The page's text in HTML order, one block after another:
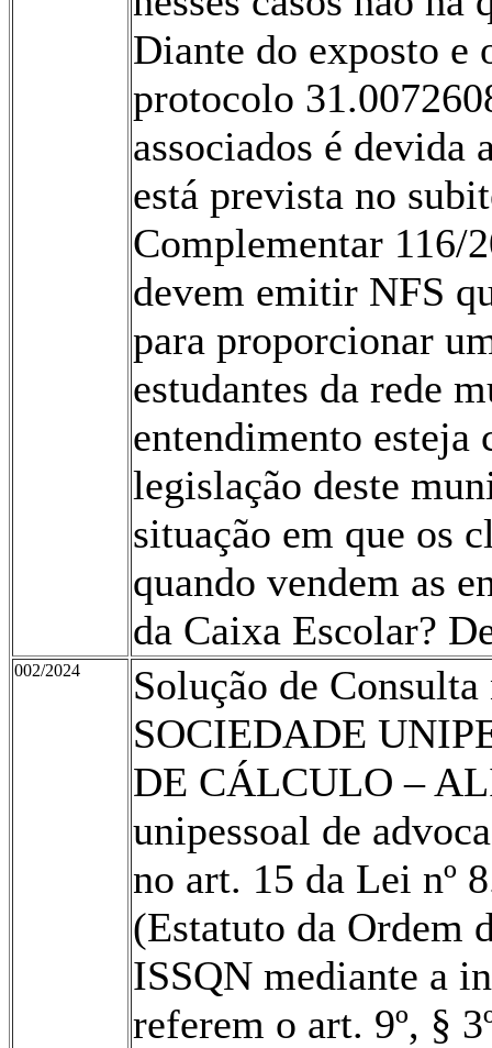
Diante do exposto e
protocolo
associados é devida
está prevista no
Complementar 116/
devem emitir NFS
para proporcionar
estudantes da rede
entendimento esteja
legislação deste
situação em que os
quando vendem as
da Caixa Escolar?
002/2024
Solução de
SOCIEDADE
DE CÁLCULO –
unipessoal de
no art. 15 da Lei nº
(Estatuto da Ordem
ISSQN mediante a
referem o art. 9º, §